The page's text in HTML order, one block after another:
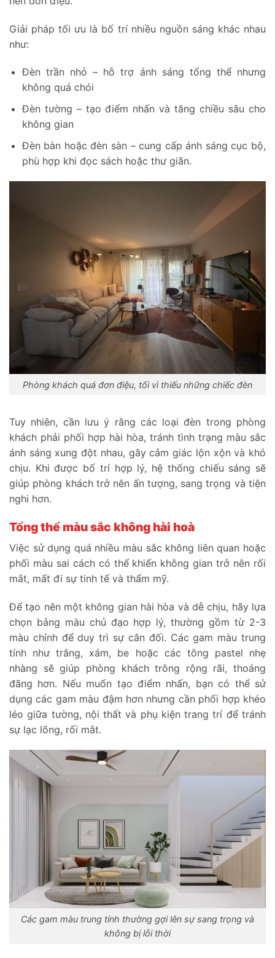
Giải pháp tối ưu là bố trí nhiều nguồn sáng khác nhau
như:
Đèn trần nhỏ – hỗ trợ ánh sáng tổng thể nhưng
không quá chói
Đèn tường – tạo điểm nhấn và tăng chiều sâu cho
không gian
Đèn bàn hoặc đèn sàn – cung cấp ánh sáng cục bộ,
phù hợp khi đọc sách hoặc thư giãn.
Phòng khách quá đơn điệu, tối vì thiếu những chiếc đèn
Tuy nhiên, cần lưu ý rằng các loại đèn trong phòng
khách phải phối hợp hài hòa, tránh tình trạng màu sắc
ánh sáng xung đột nhau, gây cảm giác lộn xộn và khó
chịu. Khi được bố trí hợp lý, hệ thống chiếu sáng sẽ
giúp phòng khách trở nên ấn tượng, sang trọng và tiện
nghi hơn.
Tổng thể màu sắc không hài hoà
Việc sử dụng quá nhiều màu sắc không liên quan hoặc
phối màu sai cách có thể khiến không gian trở nên rối
mắt, mất đi sự tinh tế và thẩm mỹ.
Để tạo nên một không gian hài hòa và dễ chịu, hãy lựa
chọn bảng màu chủ đạo hợp lý, thường gồm từ 2-3
màu chính để duy trì sự cân đối. Các gam màu trung
tính như trắng, xám, be hoặc các tông pastel nhẹ
nhàng sẽ giúp phòng khách trông rộng rãi, thoáng
đãng hơn. Nếu muốn tạo điểm nhấn, bạn có thể sử
dụng các gam màu đậm hơn nhưng cần phối hợp khéo
léo giữa tường, nội thất và phụ kiện trang trí để tránh
sự lạc lõng, rối mắt.
Các gam màu trung tính thường gợi lên sự sang trọng và
không bị lỗi thời